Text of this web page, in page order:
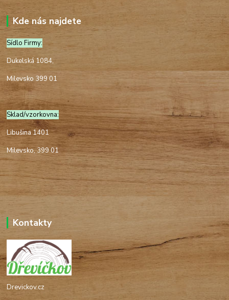
Kde nás najdete
Sídlo Firmy:
Dukelská 1084,
Milevsko 399 01
Sklad/vzorkovna:
Libušina 1401
Milevsko, 399 01
Kontakty
Drevickov.cz